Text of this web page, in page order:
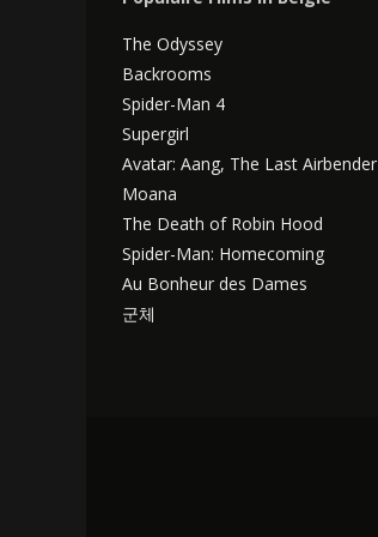
The Odyssey
Backrooms
Spider-Man 4
Supergirl
Avatar: Aang, The Last Airbender
Moana
The Death of Robin Hood
Spider-Man: Homecoming
Au Bonheur des Dames
군체